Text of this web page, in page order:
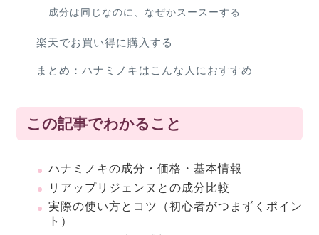
成分は同じなのに、なぜかスースーする
楽天でお買い得に購入する
まとめ：ハナミノキはこんな人におすすめ
この記事でわかること
ハナミノキの成分・価格・基本情報
リアップリジェンヌとの成分比較
実際の使い方とコツ（初心者がつまずくポイン
ト）